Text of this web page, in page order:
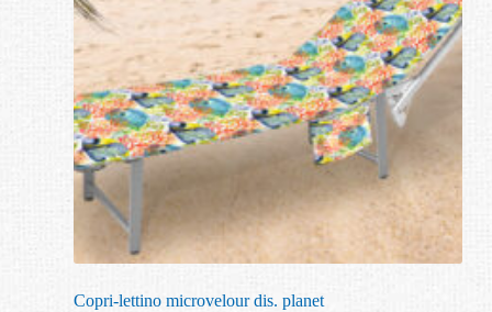
Copri-lettino microvelour dis. planet